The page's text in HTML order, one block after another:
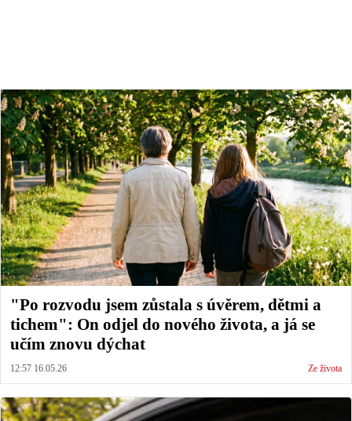
"Po rozvodu jsem zůstala s úvěrem, dětmi a
tichem": On odjel do nového života, a já se
učím znovu dýchat
12:57 16.05.26 Ze života